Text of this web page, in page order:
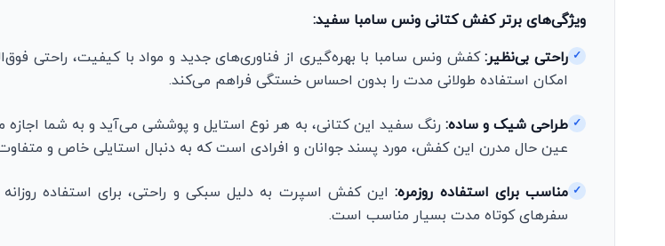
ویژگی‌های برتر کفش کتانی ونس سامبا سفید:
✓ راحتی بی‌نظیر:کفش ونس سامبا با بهره‌گیری از فناوری‌های جدید و مواد با کیفیت، راحتی
امکان استفاده طولانی مدت را بدون احساس خستگی فراهم می‌کند.
✓ طراحی شیک و ساده: رنگ سفید این کتانی، به هر نوع استایل و پوششی می‌آید و به شما
عین حال مدرن این کفش، مورد پسند جوانان و افرادی است که به دنبال استایلی خاص و
✓ مناسب برای استفاده روزمره:این کفش اسپرت به دلیل سبکی و راحتی، برای استفاده
سفرهای کوتاه مدت بسیار مناسب است.